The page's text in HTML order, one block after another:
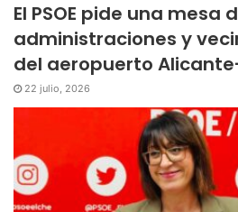
El PSOE pide una mesa
administraciones y
del aeropuerto
22 julio, 2026